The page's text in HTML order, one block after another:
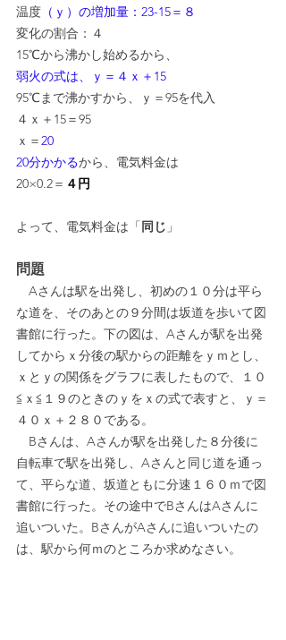
温度 （ｙ）の増加量：23-15＝８
変化の割合：４
15℃から沸かし始めるから、
弱火の式は、ｙ＝４ｘ＋15
95℃まで沸かすから、ｙ＝95を代入
４ｘ＋15＝95
ｘ＝20
20分かかるから、電気料金は
20×0.2＝ ４円
よって、電気料金は「 同じ 」
問題
Aさんは駅を出発し、初めの１０分は平ら
な道を、そのあとの９分間は坂道を歩いて図
書館に行った。下の図は、Aさんが駅を出発
してからｘ分後の駅からの距離をｙｍとし、
ｘとｙの関係をグラフに表したもので、１０
≦ｘ≦１９のときのｙをｘの式で表すと、ｙ＝
４０ｘ＋２８０である。
Bさんは、Aさんが駅を出発した８分後に
自転車で駅を出発し、Aさんと同じ道を通っ
て、平らな道、坂道ともに分速１６０ｍで図
書館に行った。その途中でBさんはAさんに
追いついた。BさんがAさんに追いついたの
は、駅から何ｍのところか求めなさい。